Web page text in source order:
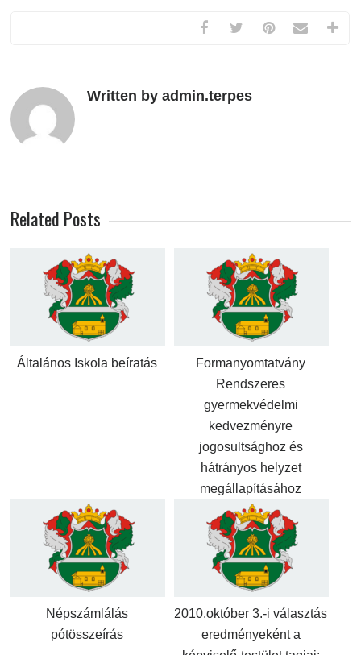
Written by admin.terpes
Related Posts
Általános Iskola beíratás
Formanyomtatvány
Rendszeres
gyermekvédelmi
kedvezményre
jogosultsághoz és
hátrányos helyzet
megállapításához
Népszámlálás
pótösszeírás
2010.október 3.-i választás
eredményeként a